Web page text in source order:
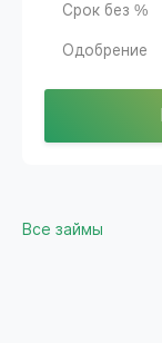
Срок без %
Одобрение
Все займы